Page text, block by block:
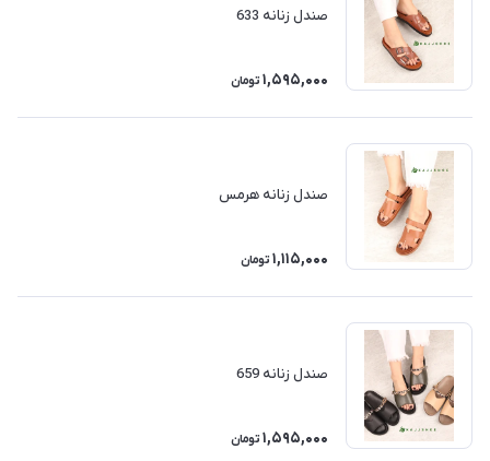
صندل زنانه 633
1,595,000 تومان
صندل زنانه هرمس
1,115,000 تومان
صندل زنانه 659
1,595,000 تومان